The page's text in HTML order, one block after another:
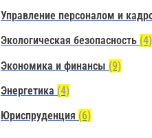
Управление персоналом и
Экологическая безопасность (4)
Экономика и финансы (9)
Энергетика (4)
Юриспруденция (6)